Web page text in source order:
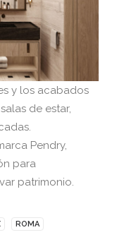
y los acabados
de estar,
Pendry,
para
patrimonio.
ROMA